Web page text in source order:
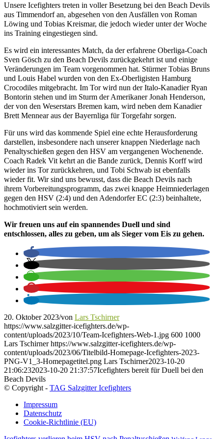
Unsere Icefighters treten in voller Besetzung bei den Beach Devils
aus Timmendorf an, abgesehen von den Ausfällen von Roman
Löwing und Tobias Kreismar, die jedoch wieder unter der Woche
ins Training eingestiegen sind.
Es wird ein interessantes Match, da der erfahrene Oberliga-Coach
Sven Gösch zu den Beach Devils zurückgekehrt ist und einige
Veränderungen im Team vorgenommen hat. Stürmer Tobias Bruns
und Louis Habel wurden von den Ex-Oberligisten Hamburg
Crocodiles mitgebracht. Im Tor wird nun der Italo-Kanadier Ryan
Bontorin stehen und im Sturm der Amerikaner Jonah Henderson,
der von den Weserstars Bremen kam, wird neben dem Kanadier
Brett Mennear aus der Bayernliga für Torgefahr sorgen.
Für uns wird das kommende Spiel eine echte Herausforderung
darstellen, insbesondere nach unserer knappen Niederlage nach
Penaltyschießen gegen den HSV am vergangenen Wochenende.
Coach Radek Vit kehrt an die Bande zurück, Dennis Korff wird
wieder ins Tor zurückkehren, und Tobi Schwab ist ebenfalls
wieder fit. Wir sind uns bewusst, dass die Beach Devils nach
ihrem Vorbereitungsprogramm, das zwei knappe Heimniederlagen
gegen den HSV (2:4) und den Adendorfer EC (2:3) beinhaltete,
hochmotiviert sein werden.
Wir freuen uns auf ein spannendes Duell und sind
entschlossen, alles zu geben, um als Sieger vom Eis zu gehen.
20. Oktober 2023/von Lars Tschirner
https://www.salzgitter-icefighters.de/wp-
content/uploads/2023/10/Team-Icefighters-Web-1.jpg 600 1000
Lars Tschirner https://www.salzgitter-icefighters.de/wp-
content/uploads/2023/06/Titelbild-Homepage-Icefighters-2023-
PNG-V1_3-Homepagetitel.png Lars Tschirner2023-10-20
21:06:232023-10-20 21:37:57Icefighters bereit für Duell bei den
Beach Devils
© Copyright - TAG Salzgitter Icefighters
Impressum
Datenschutz
Cookie-Richtlinie (EU)